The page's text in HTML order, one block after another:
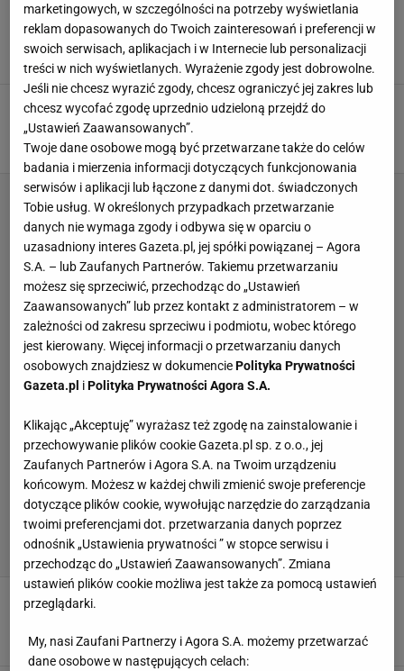
Katastrofa rywala Jagiellonii w LK. Tak sobie
"poradzili" w meczu ligowym
Hubert Pawlik, 9 MARCA 2025, 16:05
Zapomniany polski piłkarz w końcu trafił!
Czekał na to niemal rok [WIDEO]
Karolina Kurek,27 KWIETNIA 2024, 10:07
Filip Macuda,9 STYCZNIA 2024, 19:38
marketingowych, w szczególności na potrzeby wyświetlania
reklam dopasowanych do Twoich zainteresowań i preferencji w
swoich serwisach, aplikacjach i w Internecie lub personalizacji
treści w nich wyświetlanych. Wyrażenie zgody jest dobrowolne.
Jeśli nie chcesz wyrazić zgody, chcesz ograniczyć jej zakres lub
chcesz wycofać zgodę uprzednio udzieloną przejdź do
„Ustawień Zaawansowanych”.
Twoje dane osobowe mogą być przetwarzane także do celów
badania i mierzenia informacji dotyczących funkcjonowania
serwisów i aplikacji lub łączone z danymi dot. świadczonych
Tobie usług. W określonych przypadkach przetwarzanie
danych nie wymaga zgody i odbywa się w oparciu o
uzasadniony interes Gazeta.pl, jej spółki powiązanej – Agora
S.A. – lub Zaufanych Partnerów. Takiemu przetwarzaniu
możesz się sprzeciwić, przechodząc do „Ustawień
Zaawansowanych” lub przez kontakt z administratorem – w
zależności od zakresu sprzeciwu i podmiotu, wobec którego
jest kierowany. Więcej informacji o przetwarzaniu danych
osobowych znajdziesz w dokumenciePolityka Prywatności
Gazeta.pl iPolityka Prywatności Agora S.A.
Klikając „Akceptuję” wyrażasz też zgodę na zainstalowanie i
przechowywanie plików cookie Gazeta.pl sp. z o.o., jej
Zaufanych Partnerów i Agora S.A. na Twoim urządzeniu
końcowym. Możesz w każdej chwili zmienić swoje preferencje
dotyczące plików cookie, wywołując narzędzie do zarządzania
twoimi preferencjami dot. przetwarzania danych poprzez
odnośnik „Ustawienia prywatności ” w stopce serwisu i
przechodząc do „Ustawień Zaawansowanych”. Zmiana
ustawień plików cookie możliwa jest także za pomocą ustawień
przeglądarki.
My, nasi Zaufani Partnerzy i Agora S.A. możemy przetwarzać
dane osobowe w następujących celach: